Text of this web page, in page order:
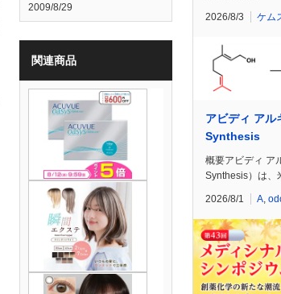
2009/8/29
関連商品
2026/8/3 ケム
アビディ ア
Synthesis
概要アビディ ア
Synthesis）は、
2026/8/1 A